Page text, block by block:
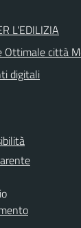
L'EDILIZIA
Ottimale città
digitali